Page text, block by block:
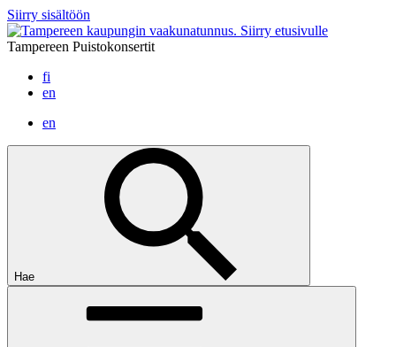
Siirry sisältöön
Siirry etusivulle
Tampereen Puistokonsertit
fi
en
en
Hae